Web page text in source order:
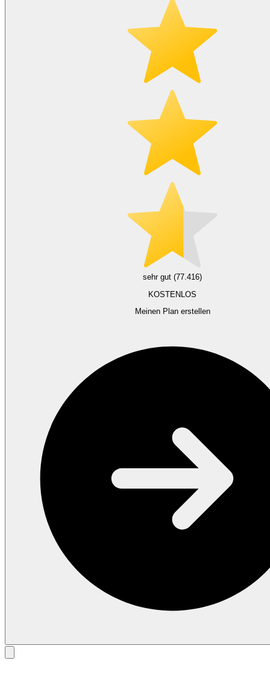
sehr gut (77.416)
KOSTENLOS
Meinen Plan erstellen